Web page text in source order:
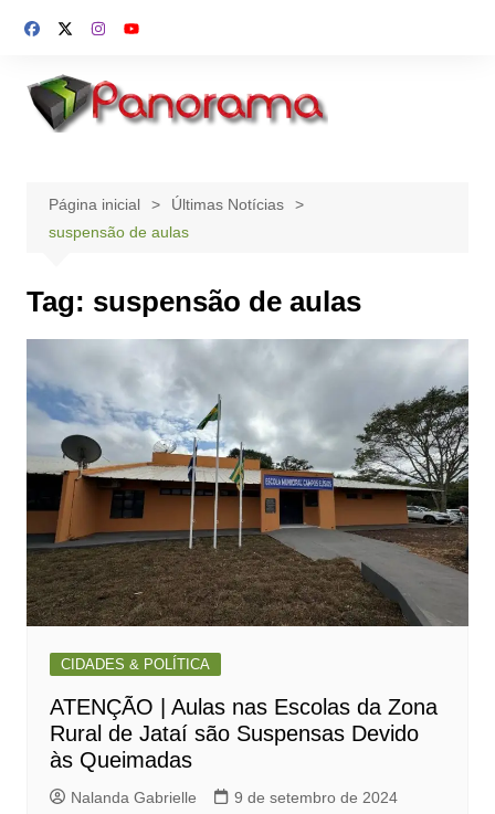
para
conteúdo
Página inicial
Últimas Notícias
suspensão de aulas
Tag: suspensão de aulas
CIDADES & POLÍTICA
ATENÇÃO | Aulas nas Escolas da Zona
Rural de Jataí são Suspensas Devido
às Queimadas
Nalanda Gabrielle
9 de setembro de 2024